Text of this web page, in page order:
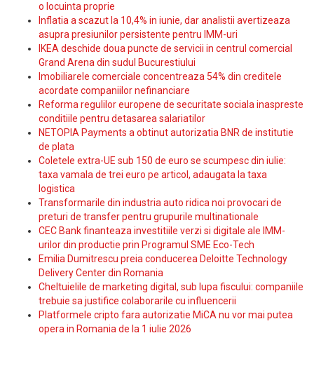
o locuinta proprie
Inflatia a scazut la 10,4% in iunie, dar analistii avertizeaza
asupra presiunilor persistente pentru IMM-uri
IKEA deschide doua puncte de servicii in centrul comercial
Grand Arena din sudul Bucurestiului
Imobiliarele comerciale concentreaza 54% din creditele
acordate companiilor nefinanciare
Reforma regulilor europene de securitate sociala inaspreste
conditiile pentru detasarea salariatilor
NETOPIA Payments a obtinut autorizatia BNR de institutie
de plata
Coletele extra-UE sub 150 de euro se scumpesc din iulie:
taxa vamala de trei euro pe articol, adaugata la taxa
logistica
Transformarile din industria auto ridica noi provocari de
preturi de transfer pentru grupurile multinationale
CEC Bank finanteaza investitiile verzi si digitale ale IMM-
urilor din productie prin Programul SME Eco-Tech
Emilia Dumitrescu preia conducerea Deloitte Technology
Delivery Center din Romania
Cheltuielile de marketing digital, sub lupa fiscului: companiile
trebuie sa justifice colaborarile cu influencerii
Platformele cripto fara autorizatie MiCA nu vor mai putea
opera in Romania de la 1 iulie 2026